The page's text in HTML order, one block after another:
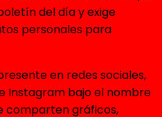
del día y exige
personales para
en redes sociales,
Instagram bajo el nombre
comparten gráficos,